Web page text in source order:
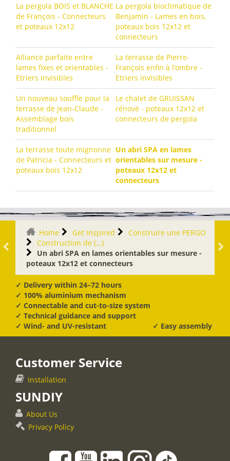
La pergola BOIS et BLANCHE
de François - Connecteurs
et poteaux 12x12
La pergola bioclimatique de
Benjamin - Lames en bois,
poteaux bois 12x12 et
connecteurs
Alliance parfaite entre
lames fixes et orientables -
Etriers invisibles
La terrasse de Pierre-
François enfin à l’ombre -
Etriers invisibles
Un nouveau souffle pour la
terrasse de Jean-Claude -
Assemblage bois
traditionnel
Le chalet de GRUISSAN
rénové - poteaux 12x12 et
connecteurs de pergola
La terrasse toute mignonne
de Patricia - Connecteurs et
poteaux bois 12x12
Un abri SPA en lames
orientables sur mesure -
poteaux 12x12 et
connecteurs
Home Get Inspired
Construire une PERGO
Construction de (…)
Un abri SPA en lames orientables sur mesure -
poteaux 12x12 et connecteurs
✓ Delivery within 24–72 hours
✓ 100% aluminium mechanism
✓ Connectable and cut-to-size system
✓ Technical guidance and support
✓ Wind- and UV-resistant
✓ Easy assembly
Customer Service
Installation
SUNDIY
About Us
Privacy Policy